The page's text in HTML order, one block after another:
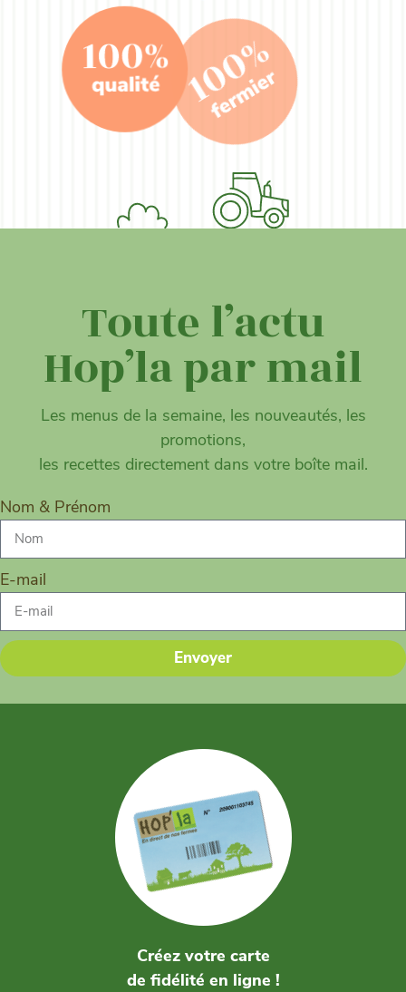
Toute l’actu
Hop’la par mail
Les menus de la semaine, les nouveautés, les
promotions,
les recettes directement dans votre boîte mail.
Nom & Prénom
E-mail
Envoyer
Créez votre carte
de fidélité en ligne !